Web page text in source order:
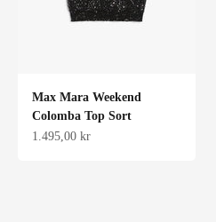
Max Mara Weekend
Colomba Top Sort
Salgspris
1.495,00 kr